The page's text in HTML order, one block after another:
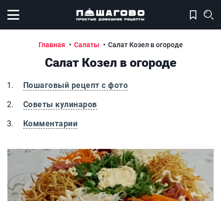
Открыть меню
Главная Салаты Салат Козел в огороде
Салат Козел в огороде
Пошаговый рецепт с фото
Советы кулинаров
Комментарии
Салат Козел в огороде